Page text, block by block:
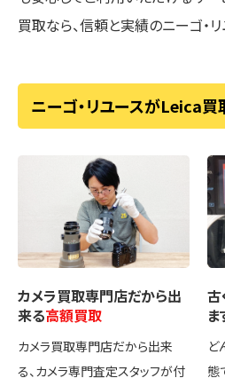
買取なら、信頼と実績のニーゴ・
ニーゴ・リユースがLeica
カメラ買取専門店だから出
来る高額買取
カメラ買取専門店だから出来
る、カメラ専門査定スタッフが付
古
ま
ど
態